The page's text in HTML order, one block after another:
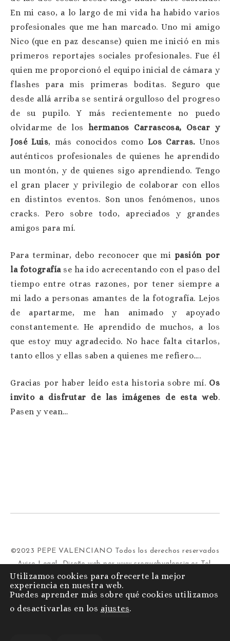
En mi caso, a lo largo de mi vida ha habido varios
profesionales que me han marcado. Uno mi amigo
Nico (que en paz descanse) quien me inició en mis
primeros reportajes sociales profesionales. Fue él
quien me proporcionó el equipo inicial de cámara y
flashes para mis primeras boditas. Seguro que
desde allá arriba se sentirá orgulloso del progreso
de su pupilo. Y más recientemente no puedo
olvidarme de los hermanos Carrascosa, Oscar y
José Luis, más conocidos como Los Carras.Unos
auténticos profesionales de quienes he aprendido
un montón, y de quienes sigo aprendiendo. Tengo
el gran placer y privilegio de colaborar con ellos
en distintos eventos. Son unos fenómenos, unos
cracks. Pero sobre todo, apreciados y grandes
amigos para mí.
Para terminar, debo reconocer que mi pasión por
la fotografía se ha ido acrecentando con el paso del
tiempo entre otras razones, por tener siempre a
mi lado a personas amantes de la fotografía. Lejos
de apartarme, me han animado y apoyado
constantemente. He aprendido de muchos, a los
que estoy muy agradecido. No hace falta citarlos,
tanto ellos y ellas saben a quienes me refiero….
Gracias por haber leído esta historia sobre mí. Os
invito a disfrutar de las imágenes de esta web.
Pasen y vean…
©2023 PEPE VALENCIANO Todos los derechos reservados
Aviso Legal-Diseño web porwww.creawebvalencia.esTel.
629 864 889 | pepevalar@gmail.com
Utilizamos cookies para ofrecerte la mejor
experiencia en nuestra web.
Puedes aprender más sobre qué cookies utilizamos
o desactivarlas en los ajustes.